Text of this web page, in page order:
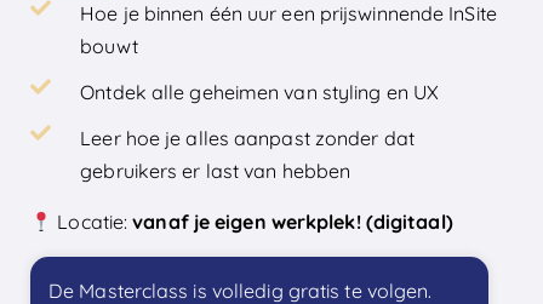
Hoe je binnen één uur een prijswinnende InSite
bouwt
Ontdek alle geheimen van styling en UX
Leer hoe je alles aanpast zonder dat
gebruikers er last van hebben
Locatie:vanaf je eigen werkplek! (digitaal)
De Masterclass is volledig gratis te volgen.